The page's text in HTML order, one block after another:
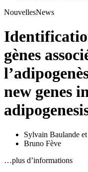
NouvellesNews
gènes
new genes
Sylvain Baulande et
Bruno Fève
…plus d’informations